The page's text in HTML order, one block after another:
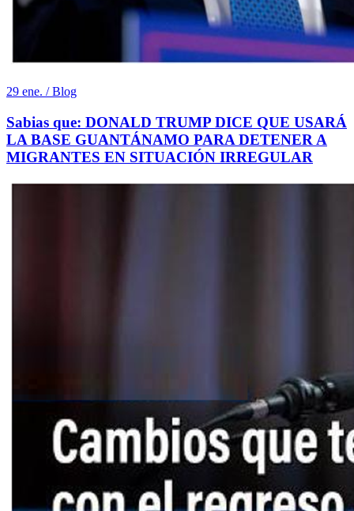
29 ene. / Blog
Sabias que: DONALD TRUMP DICE QUE USARÁ
LA BASE GUANTÁNAMO PARA DETENER A
MIGRANTES EN SITUACIÓN IRREGULAR